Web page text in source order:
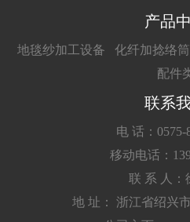
产品
地毯纱加工设备 化纤加捻络
配件
联系
电 话：0575-
移动电话：
联 系 人：
地 址： 浙江省绍兴